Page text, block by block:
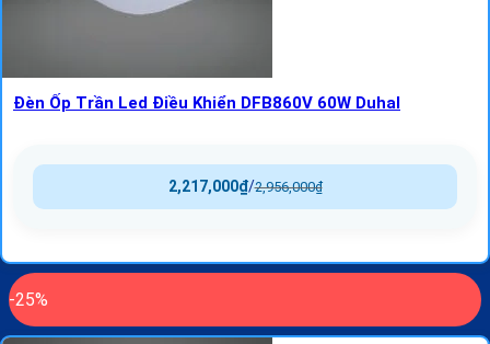
Đèn Ốp Trần Led Điều Khiển DFB860V 60W Duhal
2,956,000₫
/
2,217,000₫
-25%